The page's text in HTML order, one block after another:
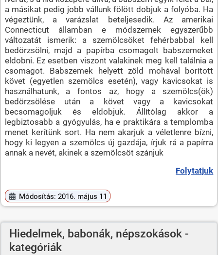
a másikat pedig jobb vállunk fölött dobjuk a folyóba. Ha
végeztünk, a varázslat beteljesedik. Az amerikai
Connecticut államban e módszernek egyszerűbb
változatát ismerik: a szemölcsöket fehérbabbal kell
bedörzsölni, majd a papírba csomagolt babszemeket
eldobni. Ez esetben viszont valakinek meg kell találnia a
csomagot. Babszemek helyett zöld mohával borított
követ (egyetlen szemölcs esetén), vagy kavicsokat is
használhatunk, a fontos az, hogy a szemölcs(ök)
bedörzsölése után a követ vagy a kavicsokat
becsomagoljuk és eldobjuk. Állítólag akkor a
legbiztosabb a gyógyulás, ha e praktikára a templomba
menet kerítünk sort. Ha nem akarjuk a véletlenre bízni,
hogy ki legyen a szemölcs új gazdája, írjuk rá a papírra
annak a nevét, akinek a szemölcsöt szánjuk
Folytatjuk
Módosítás: 2016. május 11
Hiedelmek, babonák, népszokások -
kategóriák